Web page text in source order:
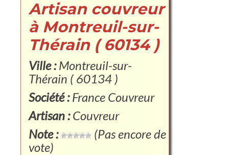
Artisan couvreur
à Montreuil-sur-
Thérain ( 60134 )
Ville :Montreuil-sur-
Thérain ( 60134 )
Société :France Couvreur
Artisan :Couvreur
Note :
(Pas encore de
vote)